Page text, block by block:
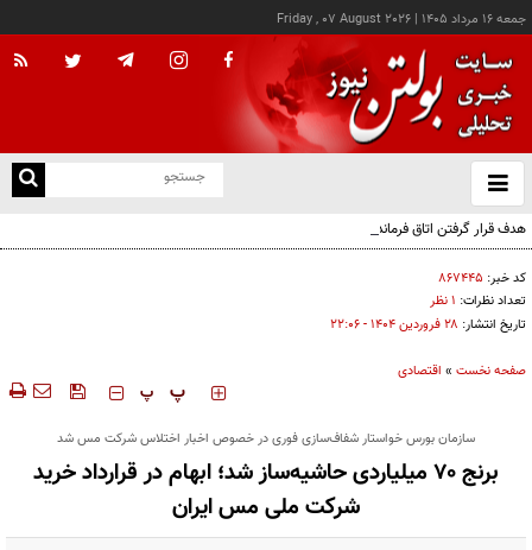
جمعه ۱۶ مرداد ۱۴۰۵ |
Friday , 07 August 2026
باز
و
هدف قرار گرفتن اتاق‌ فرماندهی مزدوران عربستان در یمن
کد خبر: ۸۶۷۴۴۵
تعداد نظرات: ۱ نظر
تاریخ انتشار: ۲۸ فروردين ۱۴۰۴ - ۲۲:۰۶
صفحه نخست » اقتصادی
‍‍‍ پ پ
سازمان بورس خواستار شفاف‌سازی فوری در خصوص اخبار اختلاس شرکت مس شد
برنج ۷۰ میلیاردی حاشیه‌ساز شد؛ ابهام در قرارداد خرید
شرکت ملی مس ایران